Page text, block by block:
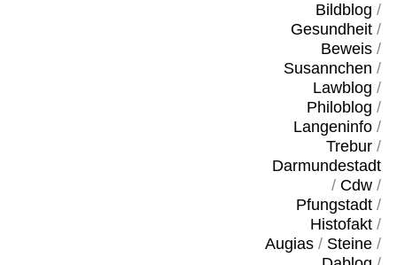
Bildblog /
Gesundheit/
Beweis/
Susannchen /
Lawblog /
Philoblog /
Langeninfo/
Trebur/
Darmundestadt
/ Cdw/
Pfungstadt/
Histofakt/
Augias/ Steine/